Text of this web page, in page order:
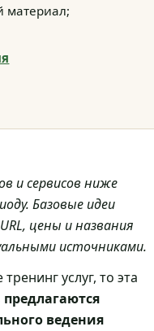
материал;
и сервисов ниже
Базовые идеи
цены и названия
источниками.
услуг, то эта
предлагаются
ведения